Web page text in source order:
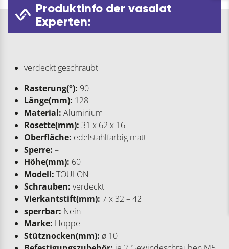
Produktinfo der vasalat
Experten:
verdeckt geschraubt
Rasterung(°): 90
Länge(mm): 128
Material: Aluminium
Rosette(mm): 31 x 62 x 16
Oberfläche: edelstahlfarbig matt
Sperre: –
Höhe(mm): 60
Modell: TOULON
Schrauben: verdeckt
Vierkantstift(mm): 7 x 32 – 42
sperrbar: Nein
Marke: Hoppe
Stütznocken(mm): ø 10